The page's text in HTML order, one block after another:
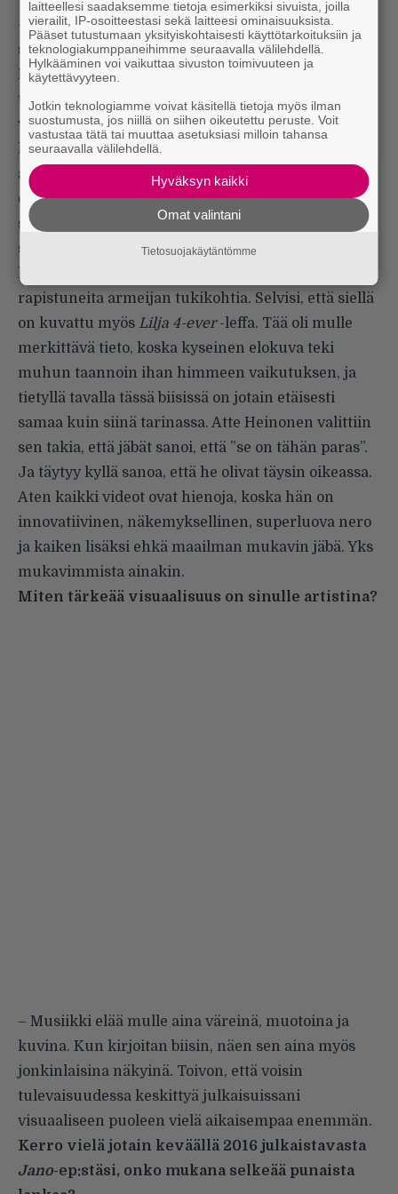
– Meillä oli K.V.N & Lobo:n kanssa alusta asti hyvin
samanlaiset näkemykset siitä videosta.
Ensimmäisenä tosta biisistä tuli mieleen vaan joku
tosi kolkko ja ghetto skenaario. Toi biisihän kertoo
vähän niin kuin jonkinlaisesta tunnetyhjiöstä ja
haluttiin tälle symboliikkaa myös videolle. Ensin
ajateltiin, että lähdetään Venäjälle, mutta se ois
ehkä ollut turhan hazardia. Anna Laine suositteli
sitten Paldiskia, koska se on entinen suljettu
sotilaskaupunki ja siellä päin on paljon kaikkea
kauniin karua; hylättyjä rakennuksia ja
rapistuneita armeijan tukikohtia. Selvisi, että siellä
on kuvattu myös Lilja 4-ever-leffa. Tää oli mulle
merkittävä tieto, koska kyseinen elokuva teki
muhun taannoin ihan himmeen vaikutuksen, ja
tietyllä tavalla tässä biisissä on jotain etäisesti
samaa kuin siinä tarinassa. Atte Heinonen valittiin
sen takia, että jäbät sanoi, että ”se on tähän paras”.
Ja täytyy kyllä sanoa, että he olivat täysin oikeassa.
Aten kaikki videot ovat hienoja, koska hän on
innovatiivinen, näkemyksellinen, superluova nero
ja kaiken lisäksi ehkä maailman mukavin jäbä. Yks
mukavimmista ainakin.
Miten tärkeää visuaalisuus on sinulle artistina?
– Musiikki elää mulle aina väreinä, muotoina ja
kuvina. Kun kirjoitan biisin, näen sen aina myös
jonkinlaisina näkyinä. Toivon, että voisin
tulevaisuudessa keskittyä julkaisuissani
visuaaliseen puoleen vielä aikaisempaa enemmän.
Kerro vielä jotain keväällä 2016 julkaistavasta
Jano-ep:stäsi, onko mukana selkeää punaista
laitteellesi saadaksemme tietoja esimerkiksi sivuista, joilla
vierailit, IP-osoitteestasi sekä laitteesi ominaisuuksista.
Pääset tutustumaan yksityiskohtaisesti käyttötarkoituksiin ja
teknologiakumppaneihimme seuraavalla välilehdellä.
Hylkääminen voi vaikuttaa sivuston toimivuuteen ja
käytettävyyteen.
Jotkin teknologiamme voivat käsitellä tietoja myös ilman
suostumusta, jos niillä on siihen oikeutettu peruste. Voit
vastustaa tätä tai muuttaa asetuksiasi milloin tahansa
seuraavalla välilehdellä.
Hyväksyn kaikki
Omat valintani
Tietosuojakäytäntömme